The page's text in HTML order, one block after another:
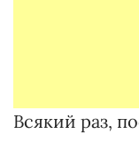
Всякий раз,